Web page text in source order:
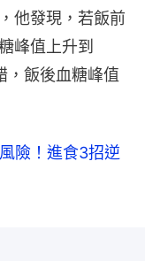
他發現，若飯前
峰值上升到
，飯後血糖峰值
險！進食3招逆